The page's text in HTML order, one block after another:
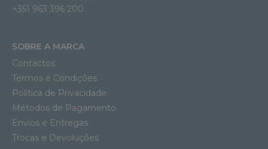
+351 963 396 200
SOBRE A MARCA
Contactos
Termos e Condições
Política de Privacidade
Métodos de Pagamento
Envios e Entregas
Trocas e Devoluções